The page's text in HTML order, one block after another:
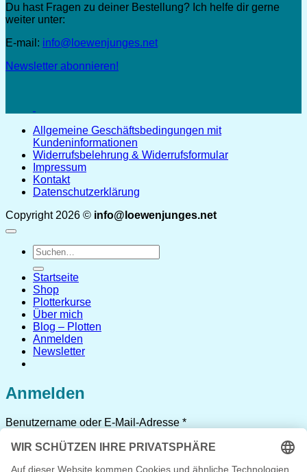
Du hast Fragen zu deiner Bestellung? Ich helfe dir gerne
weiter unter:
E-mail: info@loewenjunges.net
Newsletter abonnieren!
Allgemeine Geschäftsbedingungen mit
Kundeninformationen
Widerrufsbelehrung & Widerrufsformular
Impressum
Kontakt
Datenschutzerklärung
Copyright 2026 © info@loewenjunges.net
Suchen
nach:
Startseite
Shop
Plotterkurse
Über mich
Blog – Plotten
Anmelden
Newsletter
Anmelden
Benutzername oder E-Mail-Adresse *Erforderlich